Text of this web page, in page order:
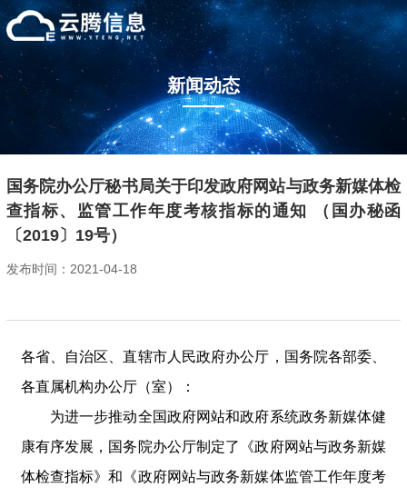
新闻动态
国务院办公厅秘书局关于印发政府网站与政务新媒体检
查指标、监管工作年度考核指标的通知 （国办秘函
〔2019〕19号）
发布时间：2021-04-18
各省、自治区、直辖市人民政府办公厅，国务院各部委、
各直属机构办公厅（室）：
为进一步推动全国政府网站和政府系统政务新媒体健
康有序发展，国务院办公厅制定了《政府网站与政务新媒
体检查指标》和《政府网站与政务新媒体监管工作年度考